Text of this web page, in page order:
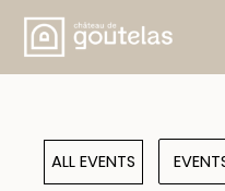
Skip
content
ALL EVENTS